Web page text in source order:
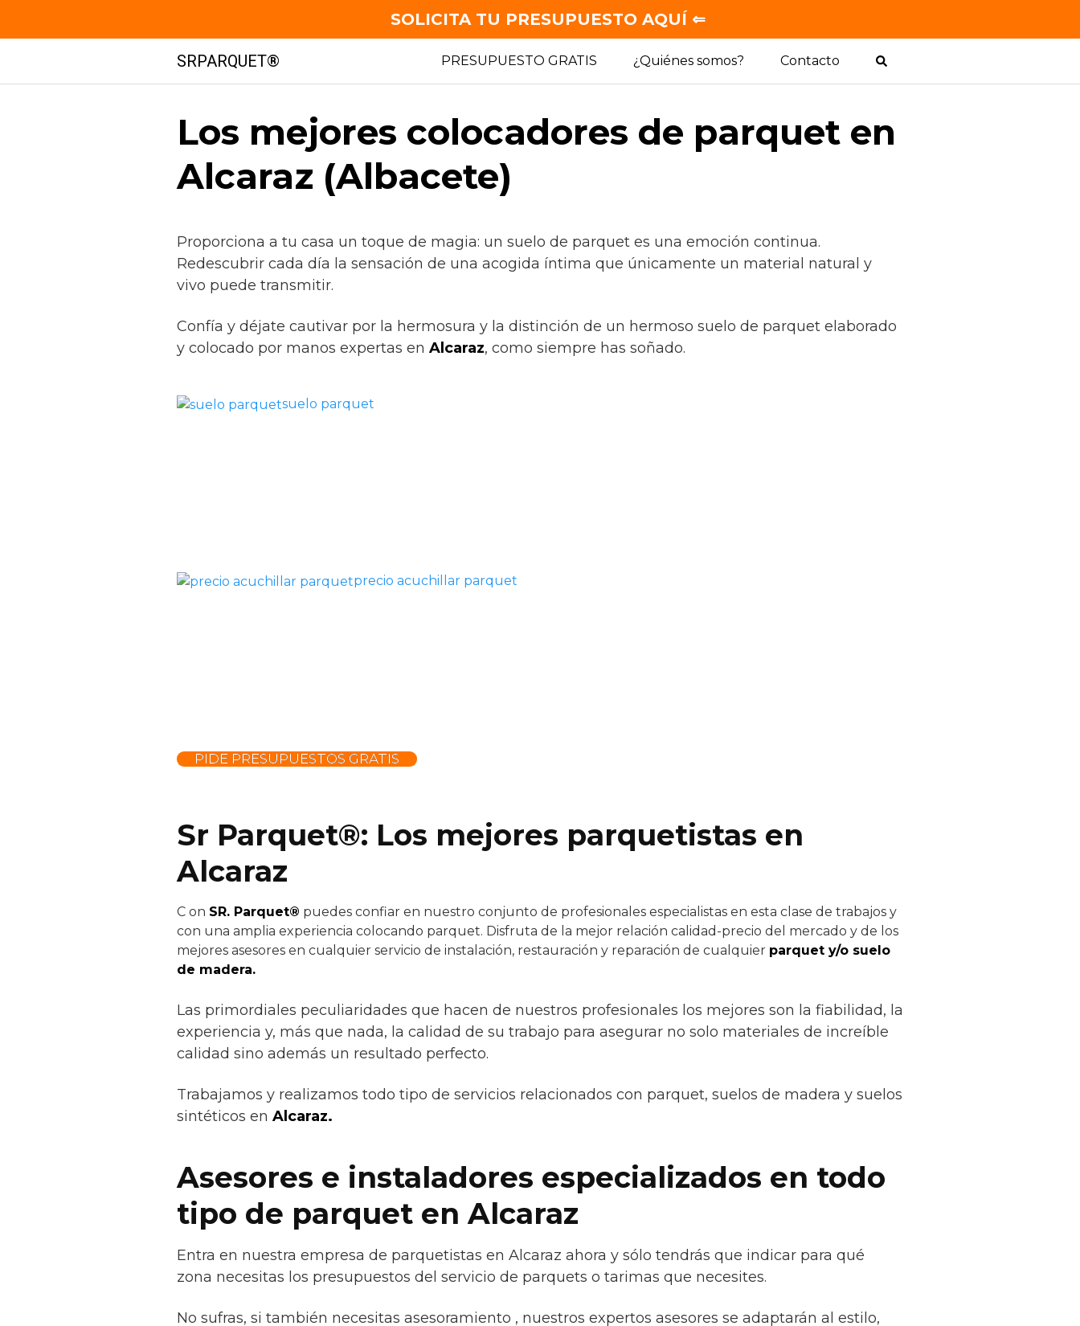
contenido
SRPARQUET® PRESUPUESTO GRATIS ¿Quiénes somos? Contacto
Los mejores colocadores de parquet en
Alcaraz (Albacete)
Proporciona a tu casa un toque de magia: un suelo de parquet es una emoción continua.
Redescubrir cada día la sensación de una acogida íntima que únicamente un material natural y
vivo puede transmitir.
Confía y déjate cautivar por la hermosura y la distinción de un hermoso suelo de parquet elaborado
y colocado por manos expertas en Alcaraz, como siempre has soñado.
suelo parquet
precio acuchillar parquet
PIDE PRESUPUESTOS GRATIS
Sr Parquet®: Los mejores parquetistas en
Alcaraz
C on SR. Parquet® puedes confiar en nuestro conjunto de profesionales especialistas en esta clase de trabajos y
con una amplia experiencia colocando parquet. Disfruta de la mejor relación calidad-precio del mercado y de los
mejores asesores en cualquier servicio de instalación, restauración y reparación de cualquier parquet y/o suelo
de madera.
Las primordiales peculiaridades que hacen de nuestros profesionales los mejores son la fiabilidad, la
experiencia y, más que nada, la calidad de su trabajo para asegurar no solo materiales de increíble
calidad sino además un resultado perfecto.
Trabajamos y realizamos todo tipo de servicios relacionados con parquet, suelos de madera y suelos
sintéticos en Alcaraz.
Asesores e instaladores especializados en todo
tipo de parquet en Alcaraz
Entra en nuestra empresa de parquetistas en Alcaraz ahora y sólo tendrás que indicar para qué
zona necesitas los presupuestos del servicio de parquets o tarimas que necesites.
No sufras, si también necesitas asesoramiento , nuestros expertos asesores se adaptarán al estilo,
SOLICITA TU PRESUPUESTO AQUÍ ⇐